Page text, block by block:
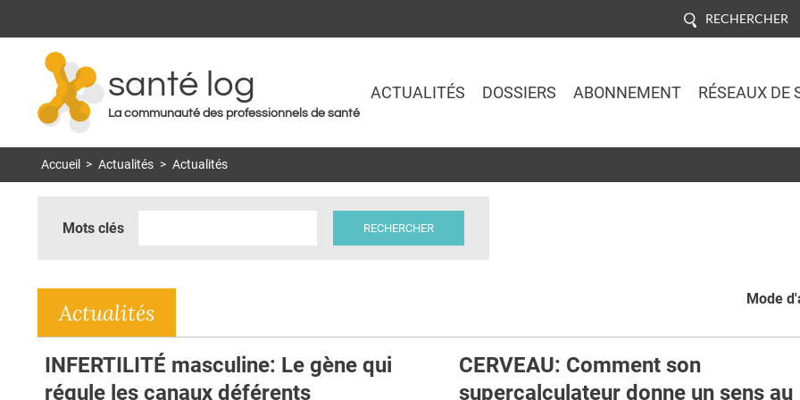
RECHERCHER
santé log
La communauté des professionnels de santé
ACTUALITÉS DOSSIERS ABONNEMENT RÉSEAUX DE
Accueil > Actualités > Actualités
Mots clés
Mode
Actualités
INFERTILITÉ masculine: Le gène qui
régule les canaux déférents
CERVEAU: Comment son
supercalculateur donne un sens au